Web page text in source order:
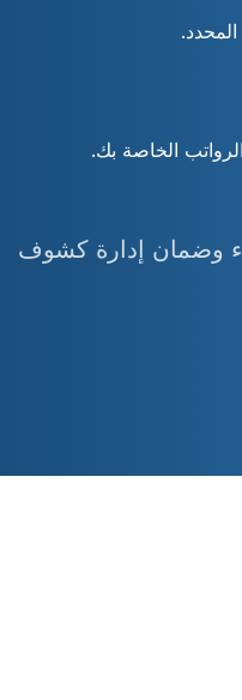
الخاصة بك.
وضمان إدارة كشوف